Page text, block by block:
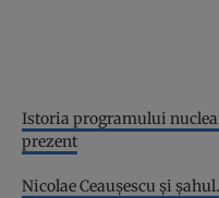
Istoria programului
prezent
Nicolae Ceaușescu și